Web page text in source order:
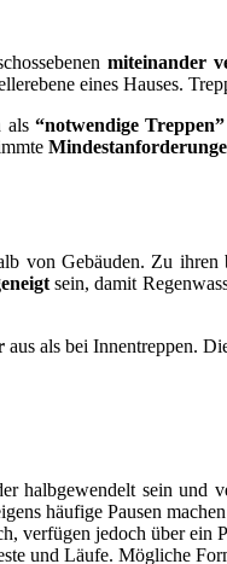
miteinander
eines Hauses.
als “notwendige Treppen”
von Gebäuden. Zu
sein, damit
aus als bei Innentreppen.
halbgewendelt sein
häufige Pausen
verfügen jedoch über ein
und Läufe. Mögliche